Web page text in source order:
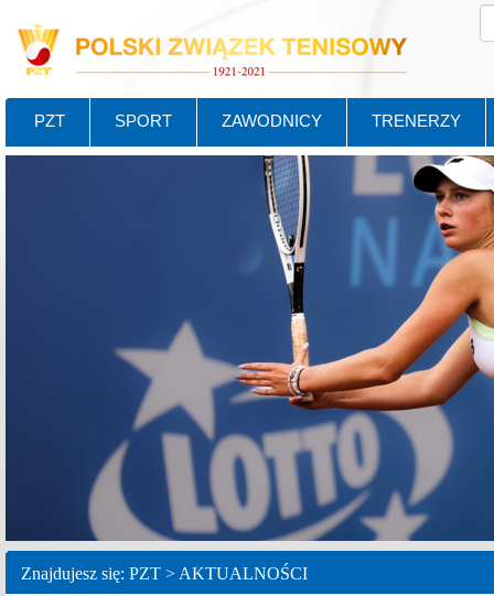
PZT SPORT ZAWODNICY TRENERZY
Znajdujesz się: PZT > AKTUALNOŚCI